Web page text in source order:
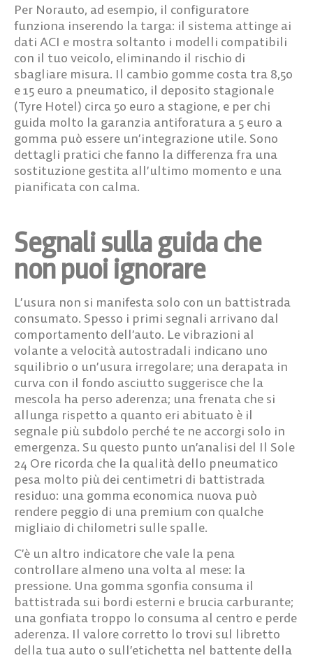
Per Norauto, ad esempio, il configuratore
funziona inserendo la targa: il sistema attinge ai
dati ACI e mostra soltanto i modelli compatibili
con il tuo veicolo, eliminando il rischio di
sbagliare misura. Il cambio gomme costa tra 8,50
e 15 euro a pneumatico, il deposito stagionale
(Tyre Hotel) circa 50 euro a stagione, e per chi
guida molto la garanzia antiforatura a 5 euro a
gomma può essere un’integrazione utile. Sono
dettagli pratici che fanno la differenza fra una
sostituzione gestita all’ultimo momento e una
pianificata con calma.
Segnali sulla guida che
non puoi ignorare
L’usura non si manifesta solo con un battistrada
consumato. Spesso i primi segnali arrivano dal
comportamento dell’auto. Levibrazioni al
volante a velocità autostradali indicano uno
squilibrio o un’usura irregolare; una derapata in
curva con il fondo asciutto suggerisce che la
mescola ha perso aderenza; unafrenata che si
allunga rispetto a quanto eri abituato è il
segnale più subdolo perché te ne accorgi solo in
emergenza. Su questo punto un’analisi del Il Sole
24 Ore ricorda che la qualità dello pneumatico
pesa molto più dei centimetri di battistrada
residuo: una gomma economica nuova può
rendere peggio di una premium con qualche
migliaio di chilometri sulle spalle.
C’è un altro indicatore che vale la pena
controllare almeno una volta al mese: la
pressione. Una gomma sgonfia consuma il
battistrada sui bordi esterni e brucia carburante;
una gonfiata troppo lo consuma al centro e perde
aderenza. Il valore corretto lo trovi sul libretto
della tua auto o sull’etichetta nel battente della